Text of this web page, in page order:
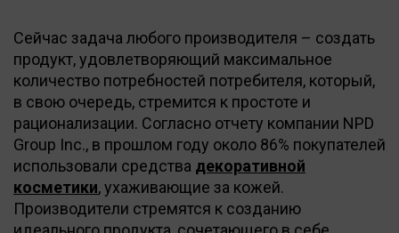
Сейчас задача любого производителя – создать
продукт, удовлетворяющий максимальное
количество потребностей потребителя, который,
в свою очередь, стремится к простоте и
рационализации. Согласно отчету компании NPD
Group Inc., в прошлом году около 86% покупателей
использовали средства декоративной
косметики, ухаживающие за кожей.
Производители стремятся к созданию